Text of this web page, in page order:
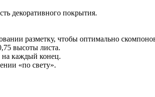
декоративного покрытия.
разметку, чтобы оптимально
высоты листа.
на каждый конец.
«по свету».